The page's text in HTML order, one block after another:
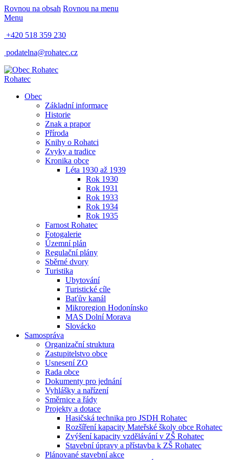
Rovnou na obsah Rovnou na menu
Menu
+420 518 359 230
podatelna@rohatec.cz
Rohatec
Obec
Základní informace
Historie
Znak a prapor
Příroda
Knihy o Rohatci
Zvyky a tradice
Kronika obce
Léta 1930 až 1939
Rok 1930
Rok 1931
Rok 1933
Rok 1934
Rok 1935
Farnost Rohatec
Fotogalerie
Územní plán
Regulační plány
Sběrné dvory
Turistika
Ubytování
Turistické cíle
Baťův kanál
Mikroregion Hodonínsko
MAS Dolní Morava
Slovácko
Samospráva
Organizační struktura
Zastupitelstvo obce
Usnesení ZO
Rada obce
Dokumenty pro jednání
Vyhlášky a nařízení
Směrnice a řády
Projekty a dotace
Hasičská technika pro JSDH Rohatec
Rozšíření kapacity Mateřské školy obce Rohatec
Zvýšení kapacity vzdělávání v ZŠ Rohatec
Stavební úpravy a přístavba k ZŠ Rohatec
Plánované stavební akce